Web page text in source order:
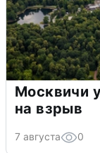
Москвичи
на взрыв
7 августа 0